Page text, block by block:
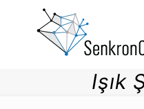
Işık